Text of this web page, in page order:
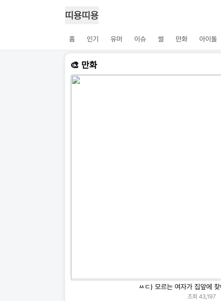
띠용띠용
홈 인기 유머 이슈 썰 만화 아이돌
🎨 만화
ㅆㄷ) 모르는 여자가 집앞에
조회 43,197